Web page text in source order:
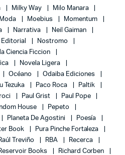
Milky Way
Milo Manara
Moda Moebius
Momentum
Narrativa
Neil Gaiman
Editorial
Nostromo
Ciencia Ficcion
Novela Ligera
Océano
Odaiba Ediciones
Tezuka Paco Roca
Paltik
Paul Grist
Paul Pope
House
Pepeto
Planeta De Agostini
Poesía
Book
Pura Pinche Fortaleza
Treviño RBA
Recerca
Books
Richard Corben